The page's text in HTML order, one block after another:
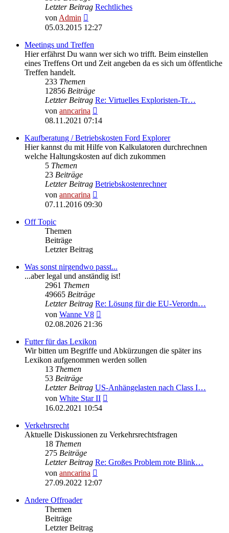
Letzter Beitrag Rechtliches
vonAdmin
Beitrag
05.03.2015 12:27
Meetings und Treffen
Hier erfährst Du wann wer sich wo trifft. Beim einstellen
eines Treffens Ort und Zeit angeben da es sich um öffentliche
Treffen handelt.
233 Themen
12856 Beiträge
Letzter Beitrag Re: Virtuelles Exploristen-Tr…
von anncarina
Beitrag
08.11.2021 07:14
Kaufberatung / Betriebskosten Ford Explorer
Hier kannst du mit Hilfe von Kalkulatoren durchrechnen
welche Haltungskosten auf dich zukommen
5 Themen
23 Beiträge
Letzter Beitrag Betriebskostenrechner
von anncarina
Beitrag
07.11.2016 09:30
Off Topic
Themen
Beiträge
Letzter Beitrag
Was sonst nirgendwo passt...
...aber legal und anständig ist!
2961 Themen
49665 Beiträge
Letzter Beitrag Re: Lösung für die EU‑Verordn…
von Wanne V8
Beitrag
02.08.2026 21:36
Futter für das Lexikon
Wir bitten um Begriffe und Abkürzungen die später ins
Lexikon aufgenommen werden sollen
13 Themen
53 Beiträge
Letzter Beitrag US-Anhängelasten nach Class I…
von White Star II
16.02.2021 10:54
Verkehrsrecht
Aktuelle Diskussionen zu Verkehrsrechtsfragen
18 Themen
275 Beiträge
Letzter Beitrag Re: Großes Problem rote Blink…
von anncarina
Beitrag
27.09.2022 12:07
Andere Offroader
Themen
Beiträge
Letzter Beitrag